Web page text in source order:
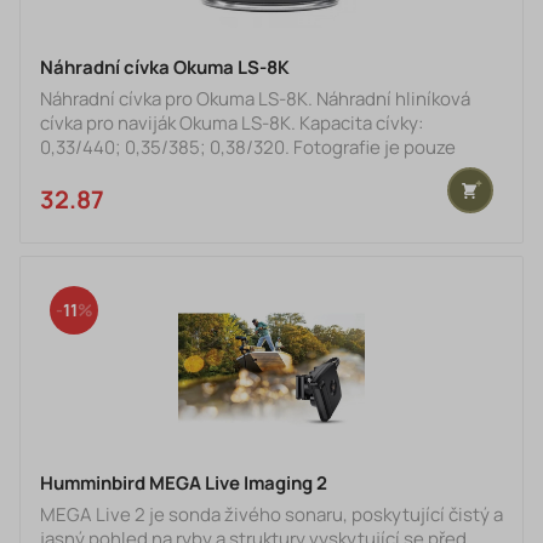
Náhradní cívka Okuma LS-8K
Náhradní cívka pro Okuma LS-8K. Náhradní hliníková
cívka pro naviják Okuma LS-8K. Kapacita cívky:
0,33/440; 0,35/385; 0,38/320. Fotografie je pouze
32.87 €
11
Humminbird MEGA Live Imaging 2
MEGA Live 2 je sonda živého sonaru, poskytující čistý a